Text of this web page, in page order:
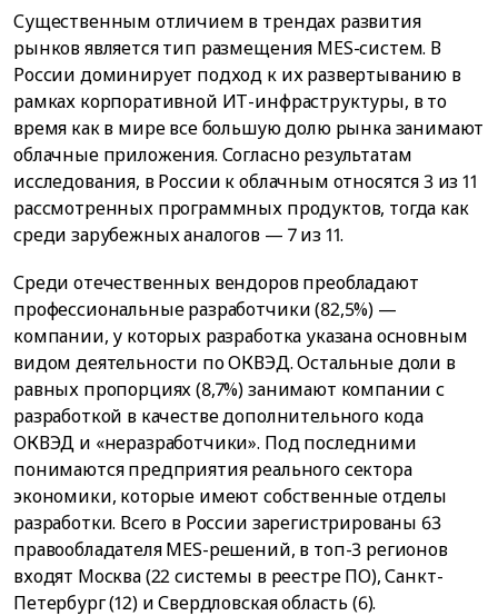
Существенным отличием в трендах развития
рынков является тип размещения MES-систем. В
России доминирует подход к их развертыванию в
рамках корпоративной ИТ-инфраструктуры, в то
время как в мире все большую долю рынка занимают
облачные приложения. Согласно результатам
исследования, в России к облачным относятся 3 из 11
рассмотренных программных продуктов, тогда как
среди зарубежных аналогов — 7 из 11.
Среди отечественных вендоров преобладают
профессиональные разработчики (82,5%) —
компании, у которых разработка указана основным
видом деятельности по ОКВЭД. Остальные доли в
равных пропорциях (8,7%) занимают компании с
разработкой в качестве дополнительного кода
ОКВЭД и «неразработчики». Под последними
понимаются предприятия реального сектора
экономики, которые имеют собственные отделы
разработки. Всего в России зарегистрированы 63
правообладателя MES-решений, в топ-3 регионов
входят Москва (22 системы в реестре ПО), Санкт-
Петербург (12) и Свердловская область (6).